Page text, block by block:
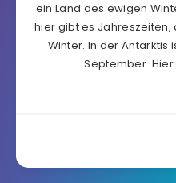
ein Land des ewigen
hier gibt es Jahreszeiten,
Winter. In der Antarktis
September.